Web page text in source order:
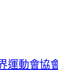
運動會協